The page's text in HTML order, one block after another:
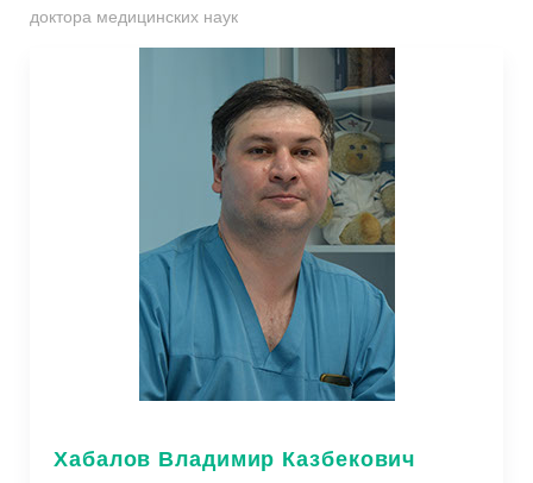
доктора медицинских наук
Хабалов Владимир Казбекович